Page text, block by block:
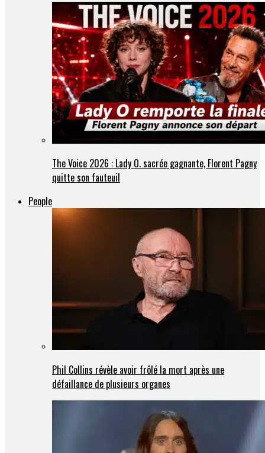
The Voice 2026 : Lady O. sacrée gagnante, Florent Pagny
quitte son fauteuil
People
Phil Collins révèle avoir frôlé la mort après une
défaillance de plusieurs organes